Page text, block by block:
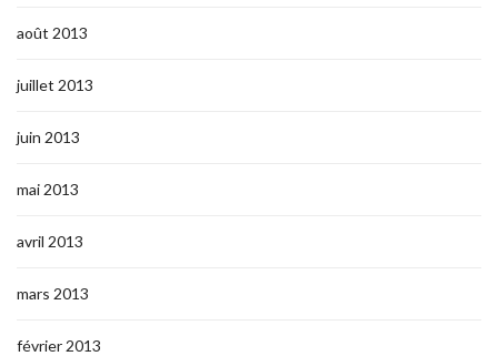
août 2013
juillet 2013
juin 2013
mai 2013
avril 2013
mars 2013
février 2013